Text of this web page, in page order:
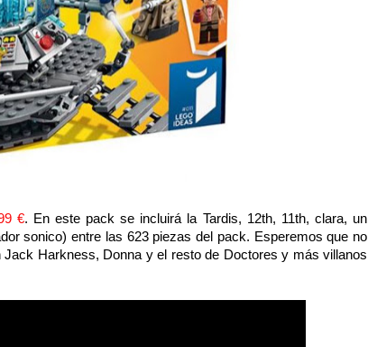
€. En este pack se incluirá la Tardis, 12th, 11th, clara, un
sonico) entre las 623 piezas del pack. Esperemos que no
Harkness, Donna y el resto de Doctores y más villanos